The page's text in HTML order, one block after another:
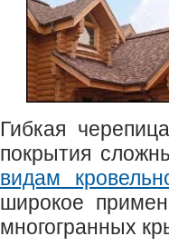
Гибкая
покрытия
видам
широкое
многогранных